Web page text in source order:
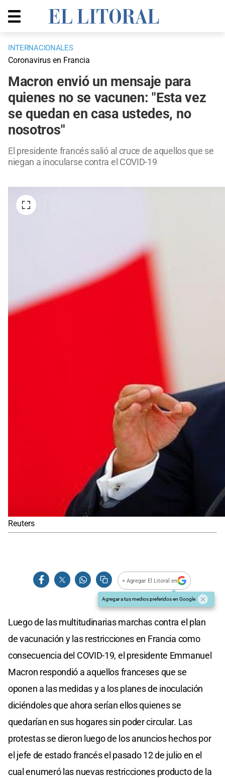
INTERNACIONALES
Coronavirus en Francia
Macron envió un mensaje para
quienes no se vacunen: "Esta vez
se quedan en casa ustedes, no
nosotros"
El presidente francés salió al cruce de aquellos que se
niegan a inocularse contra el COVID-19
Reuters
+ Agregar El Litoral en
Agregar a tus medios preferidos en Google
Luego de las multitudinarias marchas contra el plan
de vacunación y las restricciones en Francia como
consecuencia del COVID-19, el presidente Emmanuel
Macron respondió a aquellos franceses que se
oponen a las medidas y a los planes de inoculación
diciéndoles que ahora serían ellos quienes se
quedarían en sus hogares sin poder circular. Las
protestas se dieron luego de los anuncios hechos por
el jefe de estado francés el pasado 12 de julio en el
cual enumeró las nuevas restricciones producto de la